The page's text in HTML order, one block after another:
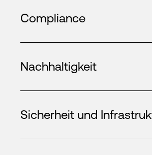
Compliance
Nachhaltigkeit
Sicherheit und